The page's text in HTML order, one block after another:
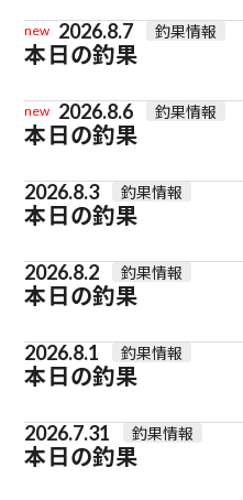
new 2026.8.7 釣果情報
本日の釣果
new 2026.8.6 釣果情報
本日の釣果
2026.8.3 釣果情報
本日の釣果
2026.8.2 釣果情報
本日の釣果
2026.8.1 釣果情報
本日の釣果
2026.7.31 釣果情報
本日の釣果